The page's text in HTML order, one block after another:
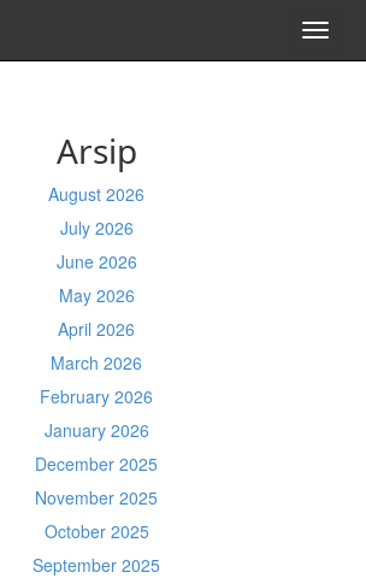
Arsip
August 2026
July 2026
June 2026
May 2026
April 2026
March 2026
February 2026
January 2026
December 2025
November 2025
October 2025
September 2025